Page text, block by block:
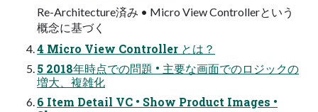
Re-Architecture済み • Micro View Controllerという
概念に基づく
4 Micro View Controller とは？
5 2018年時点での問題 • 主要な画面でのロジックの
増大、複雑化
6 Item Detail VC • Show Product Images •